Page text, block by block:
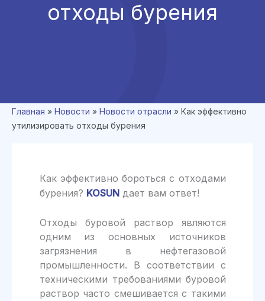
отходы бурения
Главная » Новости » Новости отрасли » Как эффективно
утилизировать отходы бурения
Как эффективно бороться с отходами
бурения? KOSUNдает вам ответ!
Отходы буровой раствор являются
одним из основных источников
загрязнения в нефтегазовой
промышленности. В соответствии с
техническими требованиями буровой
раствор часто смешивается с такими